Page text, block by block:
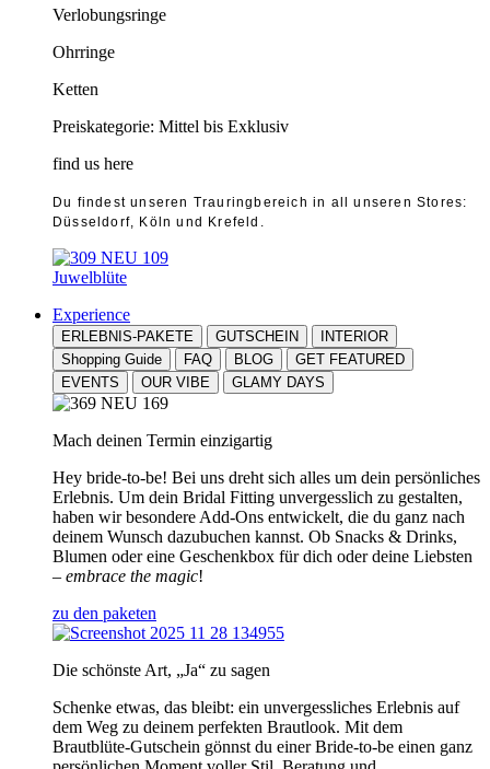
Verlobungsringe
Ohrringe
Ketten
Preiskategorie: Mittel bis Exklusiv
find us here
Du findest unseren Trauringbereich in all unseren Stores:
Düsseldorf, Köln und Krefeld.
Juwelblüte
Experience
ERLEBNIS-PAKETE GUTSCHEIN
INTERIOR
Shopping Guide
FAQ BLOG
GET FEATURED
EVENTS
OUR VIBE GLAMY DAYS
Mach deinen Termin einzigartig
Hey bride-to-be! Bei uns dreht sich alles um dein persönliches
Erlebnis. Um dein Bridal Fitting unvergesslich zu gestalten,
haben wir besondere Add-Ons entwickelt, die du ganz nach
deinem Wunsch dazubuchen kannst. Ob Snacks & Drinks,
Blumen oder eine Geschenkbox für dich oder deine Liebsten
– embrace the magic!
zu den paketen
Die schönste Art, „Ja“ zu sagen
Schenke etwas, das bleibt: ein unvergessliches Erlebnis auf
dem Weg zu deinem perfekten Brautlook. Mit dem
Brautblüte-Gutschein gönnst du einer Bride-to-be einen ganz